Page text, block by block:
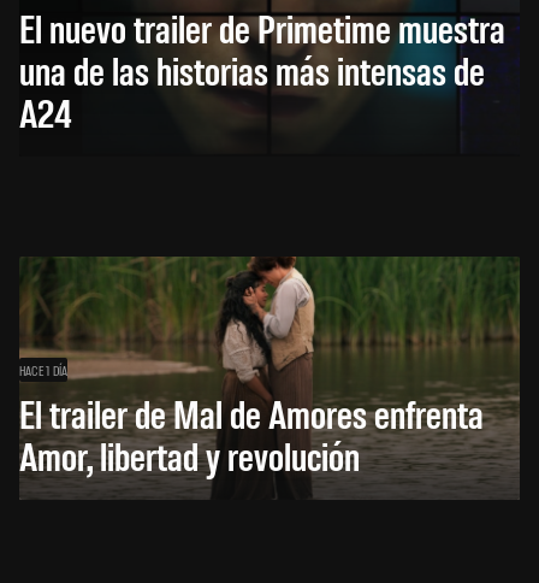
El nuevo trailer de Primetime muestra
una de las historias más intensas de
A24
HACE 1 DÍA
El trailer de Mal de Amores enfrenta
Amor, libertad y revolución